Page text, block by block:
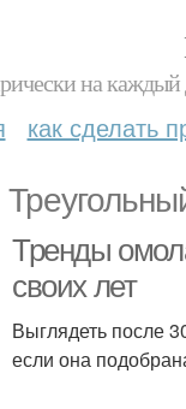
на каждый
как сделать
Тренды
своих лет
Выглядеть после
если она